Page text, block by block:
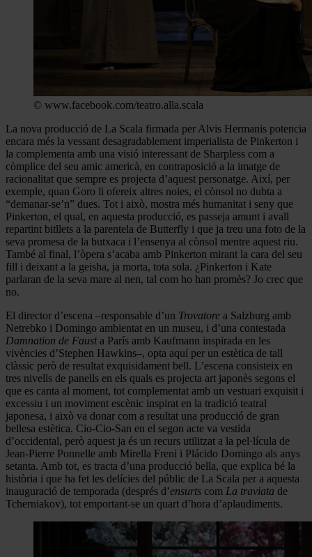
© www.facebook.com/teatro.alla.scala
La nova producció de La Scala firmada per Alvis Hermanis potencia
encara més la vessant desagradablement imperialista de Pinkerton i
la complementa amb una visió interessant de Sharpless com a
còmplice del seu amic americà, en contraposició a la imatge de
racionalitat que sempre es projecta d’aquest personatge. Així, per
exemple, quan Goro li ofereix altres noies, el cònsol no dubta a
“demanar-se’n” dues. Tot i això, mostra més humanitat i seny que
Pinkerton, el qual, en aquesta producció, es passeja amunt i avall
repartint bitllets a la parentela de Butterfly i que ja treu una foto de la
seva promesa de la butxaca i l’ensenya al cònsol mentre aquest riu.
També al final, l’òpera s’acaba amb Pinkerton mirant la cara del seu
fill i deixant a la geisha, ja morta, tota sola. ¿Pinkerton i Kate
parlaran de la seva mare al nen, tal com ho han promès? Jo crec que
no.
El director d’escena –responsable d’un Trovatore a Salzburg amb
Netrebko i Domingo ambientat en un museu, i d’una contestada
Damnation de Fausta París amb Kaufmann inspirada en les
vivències d’Stephen Hawkins–, opta aquí per un estètica de tall
clàssic però de resultat exquisidament bell. L’escena consisteix en
tres nivells de panells en els quals es projecta art japonès segons el
que es canta al moment, tot complementat amb un vestuari exquisit i
excessiu i un moviment escènic inspirat en la tradició teatral
japonesa, i això va donar com a resultat una producció de gran
bellesa estètica. Cio-Cio-San en el segon acte va vestida
d’occidental, però aquest ja és un recurs utilitzat a la pel·lícula de
Jean-Pierre Ponnelle amb Mirella Freni i Plácido Domingo als anys
setanta. Amb tot, es tracta d’una producció bella, que explica bé la
història i que ha fet les delícies del públic de La Scala per a aquesta
inauguració de temporada (després d’ensurts com La traviata de
Tcherniakov), tot emportant-se un quart d’hora d’aplaudiments.